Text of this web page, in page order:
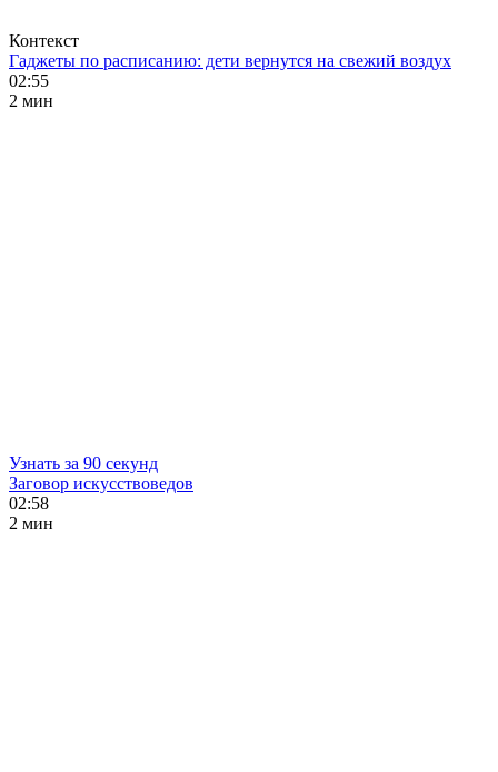
Контекст
Гаджеты по расписанию: дети вернутся на свежий воздух
02:55
2 мин
Узнать за 90 секунд
Заговор искусствоведов
02:58
2 мин